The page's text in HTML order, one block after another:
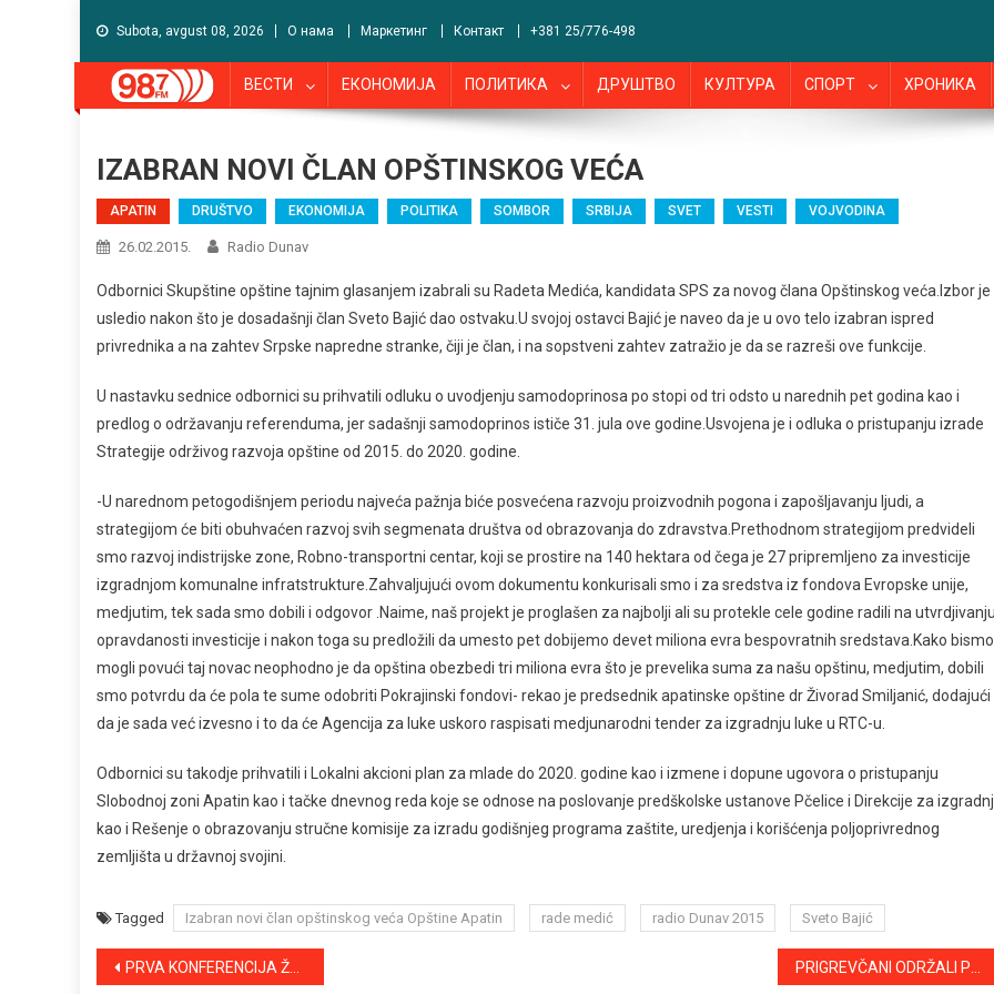
Subota, avgust 08, 2026 О нама Маркетинг Контакт +381 25/776-498
ВЕСТИ ЕКОНОМИЈА ПОЛИТИКА ДРУШТВО КУЛТУРА СПОРТ ХРОНИКА
IZABRAN NOVI ČLAN OPŠTINSKOG VEĆA
APATIN DRUŠTVO EKONOMIJA POLITIKA SOMBOR SRBIJA SVET VESTI VOJVODINA
26.02.2015. Radio Dunav
Odbornici Skupštine opštine tajnim glasanjem izabrali su Radeta Medića, kandidata SPS za novog člana Opštinskog veća.Izbor je
usledio nakon što je dosadašnji član Sveto Bajić dao ostvaku.U svojoj ostavci Bajić je naveo da je u ovo telo izabran ispred
privrednika a na zahtev Srpske napredne stranke, čiji je član, i na sopstveni zahtev zatražio je da se razreši ove funkcije.
U nastavku sednice odbornici su prihvatili odluku o uvodjenju samodoprinosa po stopi od tri odsto u narednih pet godina kao i
predlog o održavanju referenduma, jer sadašnji samodoprinos ističe 31. jula ove godine.Usvojena je i odluka o pristupanju izrade
Strategije održivog razvoja opštine od 2015. do 2020. godine.
-U narednom petogodišnjem periodu najveća pažnja biće posvećena razvoju proizvodnih pogona i zapošljavanju ljudi, a
strategijom će biti obuhvaćen razvoj svih segmenata društva od obrazovanja do zdravstva.Prethodnom strategijom predvideli
smo razvoj indistrijske zone, Robno-transportni centar, koji se prostire na 140 hektara od čega je 27 pripremljeno za investicije
izgradnjom komunalne infratstrukture.Zahvaljujući ovom dokumentu konkurisali smo i za sredstva iz fondova Evropske unije,
medjutim, tek sada smo dobili i odgovor .Naime, naš projekt je proglašen za najbolji ali su protekle cele godine radili na
opravdanosti investicije i nakon toga su predložili da umesto pet dobijemo devet miliona evra bespovratnih sredstava.Kako bismo
mogli povući taj novac neophodno je da opština obezbedi tri miliona evra što je prevelika suma za našu opštinu, medjutim, dobili
smo potvrdu da će pola te sume odobriti Pokrajinski fondovi- rekao je predsednik apatinske opštine dr Živorad Smiljanić, dodajući
da je sada već izvesno i to da će Agencija za luke uskoro raspisati medjunarodni tender za izgradnju luke u RTC-u.
Odbornici su takodje prihvatili i Lokalni akcioni plan za mlade do 2020. godine kao i izmene i dopune ugovora o pristupanju
Slobodnoj zoni Apatin kao i tačke dnevnog reda koje se odnose na poslovanje predškolske ustanove Pčelice i Direkcije za
kao i Rešenje o obrazovanju stručne komisije za izradu godišnjeg programa zaštite, uredjenja i korišćenja poljoprivrednog
zemljišta u državnoj svojini.
Tagged Izabran novi član opštinskog veća Opštine Apatin rade medić radio Dunav 2015 Sveto Bajić
Kretanje
PRVA KONFERENCIJA ŽENSKE ODBORNIČKE MREŽE SKUPŠTINE GRADA SOMBORA PRIGREVČANI ODRŽALI POKLADE